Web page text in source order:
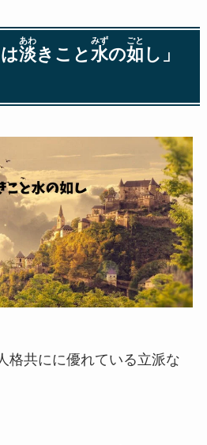
淡
あわ
きこと水
みず
の如
ごと
し」
格共にに優れている立派な